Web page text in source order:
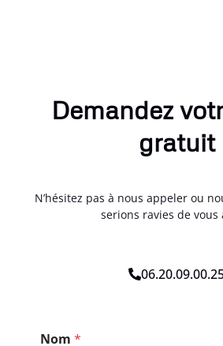
Demandez
gratuit
N’hésitez pas à nous appeler ou
serions ravies de vous
Nom *